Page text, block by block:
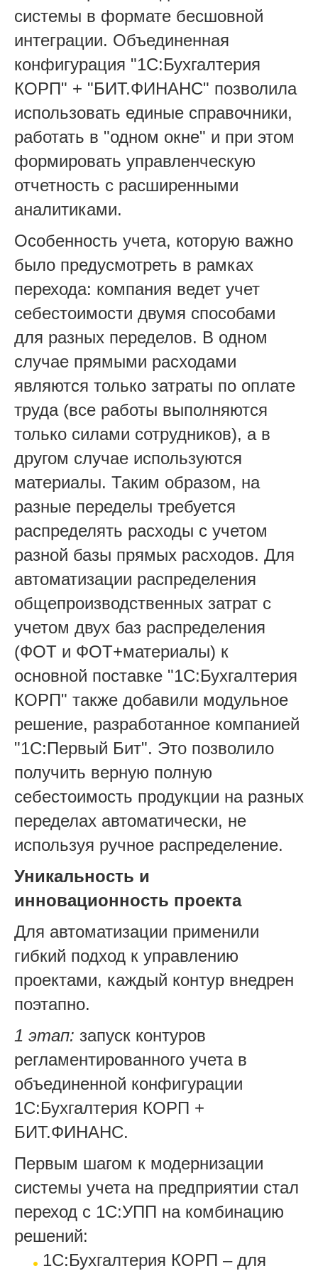
системы в формате бесшовной
интеграции. Объединенная
конфигурация "1С:Бухгалтерия
КОРП" + "БИТ.ФИНАНС" позволила
использовать единые справочники,
работать в "одном окне" и при этом
формировать управленческую
отчетность с расширенными
аналитиками.
Особенность учета, которую важно
было предусмотреть в рамках
перехода: компания ведет учет
себестоимости двумя способами
для разных переделов. В одном
случае прямыми расходами
являются только затраты по оплате
труда (все работы выполняются
только силами сотрудников), а в
другом случае используются
материалы. Таким образом, на
разные переделы требуется
распределять расходы с учетом
разной базы прямых расходов. Для
автоматизации распределения
общепроизводственных затрат с
учетом двух баз распределения
(ФОТ и ФОТ+материалы) к
основной поставке "1С:Бухгалтерия
КОРП" также добавили модульное
решение, разработанное компанией
"1С:Первый Бит". Это позволило
получить верную полную
себестоимость продукции на разных
переделах автоматически, не
используя ручное распределение.
Уникальность и
инновационность проекта
Для автоматизации применили
гибкий подход к управлению
проектами, каждый контур внедрен
поэтапно.
1 этап: запуск контуров
регламентированного учета в
объединенной конфигурации
1С:Бухгалтерия КОРП +
БИТ.ФИНАНС.
Первым шагом к модернизации
системы учета на предприятии стал
переход с 1С:УПП на комбинацию
решений:
1С:Бухгалтерия КОРП – для